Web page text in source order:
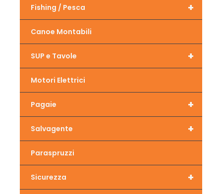
+
Fishing / Pesca
Canoe Montabili
+
SUP e Tavole
Motori Elettrici
+
Pagaie
+
Salvagente
Paraspruzzi
+
Sicurezza